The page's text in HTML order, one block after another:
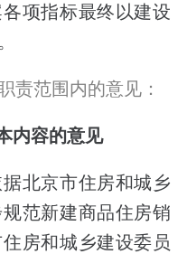
项指标最终以建设
责范围内的意见：
内容的意见
北京市住房和城乡
范新建商品住房销
房和城乡建设委员